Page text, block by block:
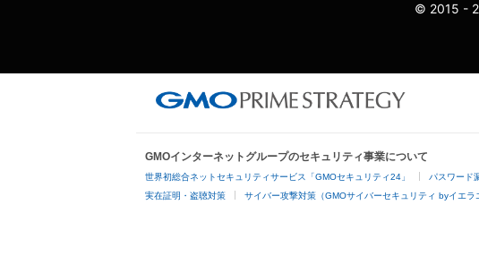
© 2015 -
GMOインターネットグループのセキュリティ事業について
世界初総合ネットセキュリティサービス「GMOセキュリティ24」 パスワード
実在証明・盗聴対策 サイバー攻撃対策（GMOサイバーセキュリティ byイエラ